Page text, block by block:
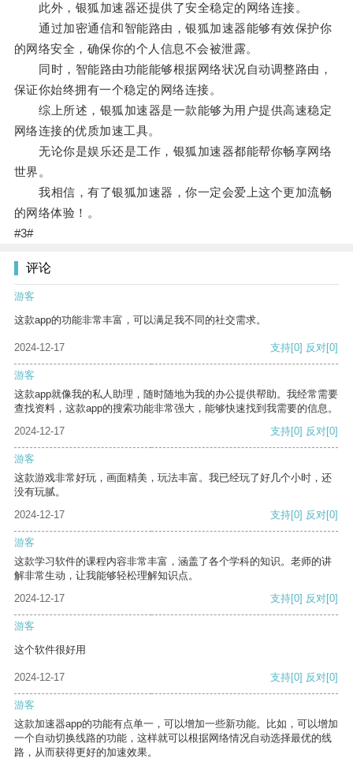
此外，银狐加速器还提供了安全稳定的网络连接。
通过加密通信和智能路由，银狐加速器能够有效保护你
的网络安全，确保你的个人信息不会被泄露。
同时，智能路由功能能够根据网络状况自动调整路由，
保证你始终拥有一个稳定的网络连接。
综上所述，银狐加速器是一款能够为用户提供高速稳定
网络连接的优质加速工具。
无论你是娱乐还是工作，银狐加速器都能帮你畅享网络
世界。
我相信，有了银狐加速器，你一定会爱上这个更加流畅
的网络体验！。
#3#
评论
游客
这款app的功能非常丰富，可以满足我不同的社交需求。
2024-12-17 支持[0] 反对[0]
游客
这款app就像我的私人助理，随时随地为我的办公提供帮助。我经常需要
查找资料，这款app的搜索功能非常强大，能够快速找到我需要的信息。
2024-12-17
支持[0] 反对[0]
游客
这款游戏非常好玩，画面精美，玩法丰富。我已经玩了好几个小时，还
没有玩腻。
2024-12-17
支持[0] 反对[0]
游客
这款学习软件的课程内容非常丰富，涵盖了各个学科的知识。老师的讲
解非常生动，让我能够轻松理解知识点。
2024-12-17
支持[0] 反对[0]
游客
这个软件很好用
2024-12-17 支持[0] 反对[0]
游客
这款加速器app的功能有点单一，可以增加一些新功能。比如，可以增加
一个自动切换线路的功能，这样就可以根据网络情况自动选择最优的线
路，从而获得更好的加速效果。